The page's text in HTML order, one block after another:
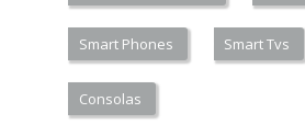
Smart Phones Smart Tvs
Consolas